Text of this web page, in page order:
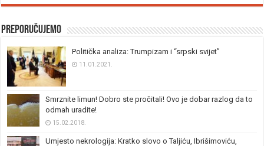
Preporučujemo
Politička analiza: Trumpizam i “srpski svijet”
11.01.2021.
Smrznite limun! Dobro ste pročitali! Ovo je dobar razlog da to
odmah uradite!
15.02.2018.
Umjesto nekrologija: Kratko slovo o Taljiću, Ibrišimoviću,